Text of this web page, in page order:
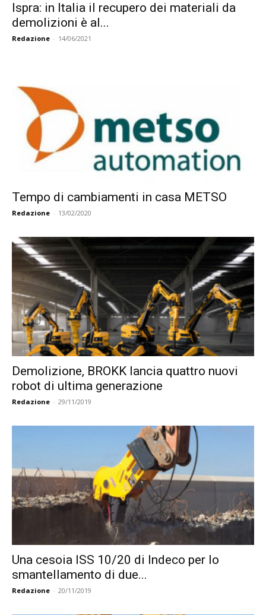
Ispra: in Italia il recupero dei materiali da
demolizioni è al...
Redazione - 14/06/2021
Tempo di cambiamenti in casa METSO
Redazione - 13/02/2020
Demolizione, BROKK lancia quattro nuovi
robot di ultima generazione
Redazione - 29/11/2019
Una cesoia ISS 10/20 di Indeco per lo
smantellamento di due...
Redazione - 20/11/2019